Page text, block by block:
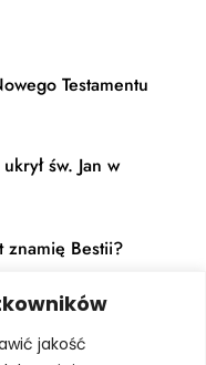
jakość
Testamentu
św. Jan w
znamię Bestii?
ludzkiej